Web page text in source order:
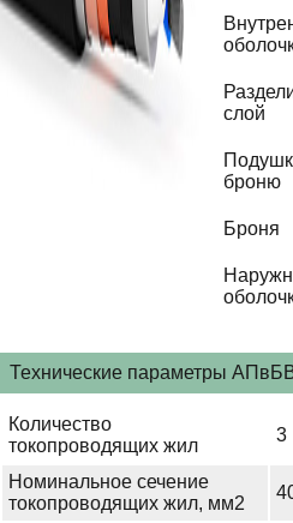
слой
броню
Броня
Технические параметры
Количество
токопроводящих жил
3
Номинальное сечение
токопроводящих жил, мм2